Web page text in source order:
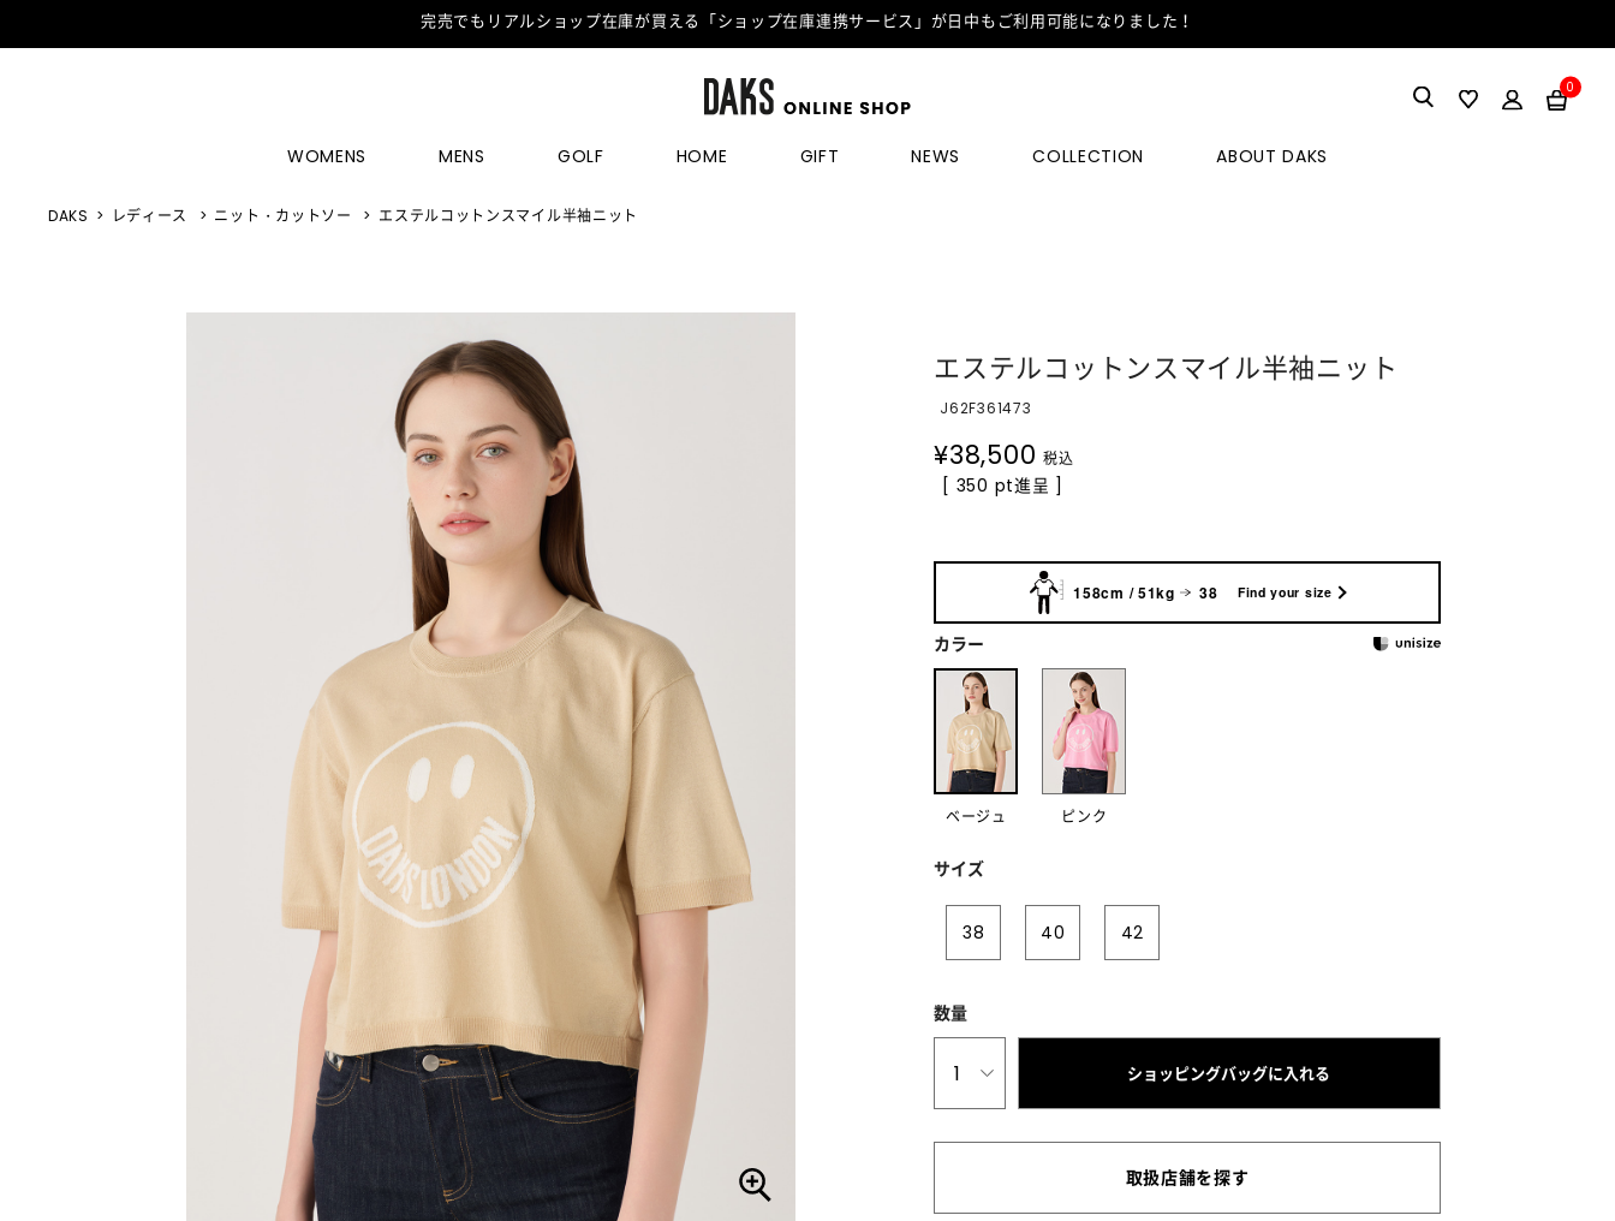
完売でもリアルショップ在庫が買える「ショップ在庫連携サービス」が日中もご利用可能になりました！
0
WOMENS MENS GOLF HOME GIFT NEWS COLLECTION ABOUT DAKS
DAKS レディース ニット・カットソー エステルコットンスマイル半袖ニット
エステルコットンスマイル半袖ニット
J62F361473
¥38,500 税込
[ 350 pt進呈 ]
158cm / 51kg 38 Find your size
カラー
ベージュ ピンク
サイズ
38 40 42
数量
1 ショッピングバッグに入れる
取扱店舗を探す